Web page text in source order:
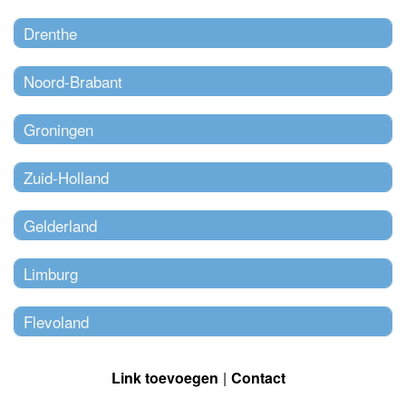
Drenthe
Noord-Brabant
Groningen
Zuid-Holland
Gelderland
Limburg
Flevoland
Link toevoegen Contact